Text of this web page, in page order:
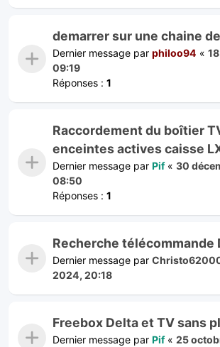
demarrer sur une chaine
Dernier message par philoo94 «
09:19
Réponses : 1
Raccordement du boîtier
enceintes actives caisse
Dernier message par Pif« 30
08:50
Réponses : 1
Recherche télécommande
Dernier message par
2024, 20:18
Freebox Delta et TV sans
Dernier message par Pif« 25